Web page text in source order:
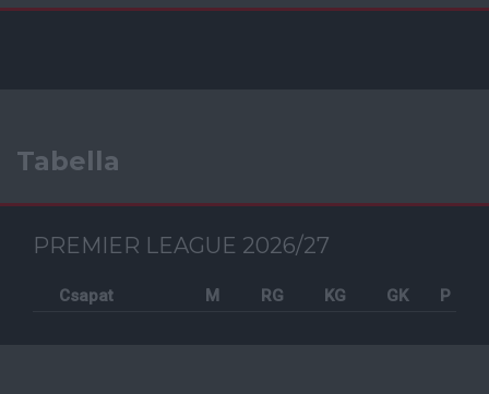
Tabella
PREMIER LEAGUE 2026/27
Csapat M RG KG GK P